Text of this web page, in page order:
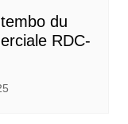
du
RDC-